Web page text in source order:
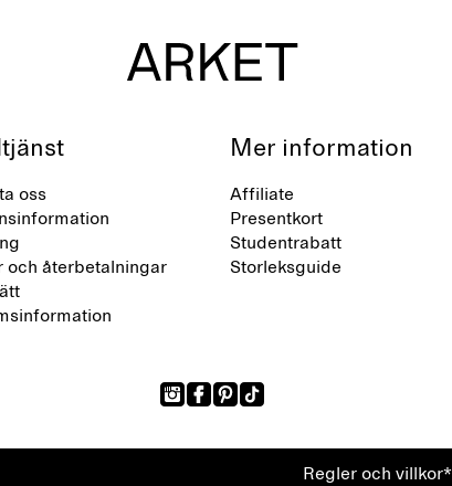
oss
och återbetalningar
Mer information
Affiliate
Presentkort
Studentrabatt
Storleksguide
Regler och villkor*